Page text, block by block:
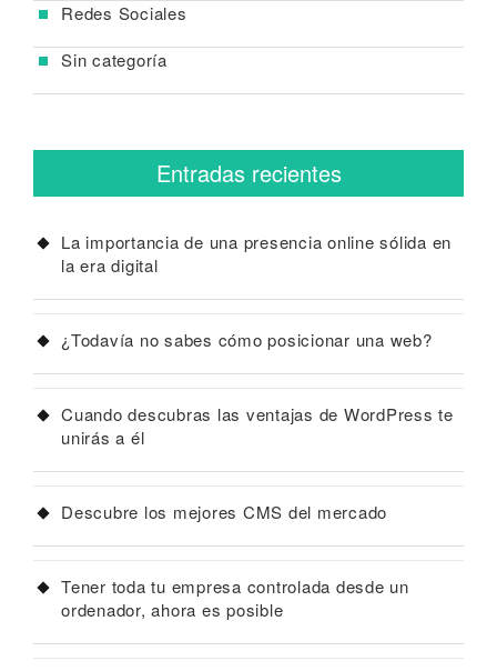
Redes Sociales
Sin categoría
Entradas recientes
La importancia de una presencia online sólida en
la era digital
¿Todavía no sabes cómo posicionar una web?
Cuando descubras las ventajas de WordPress te
unirás a él
Descubre los mejores CMS del mercado
Tener toda tu empresa controlada desde un
ordenador, ahora es posible